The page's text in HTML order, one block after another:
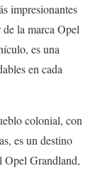
impresionantes
la marca Opel
es una
en cada
colonial, con
es un destino
Opel Grandland,